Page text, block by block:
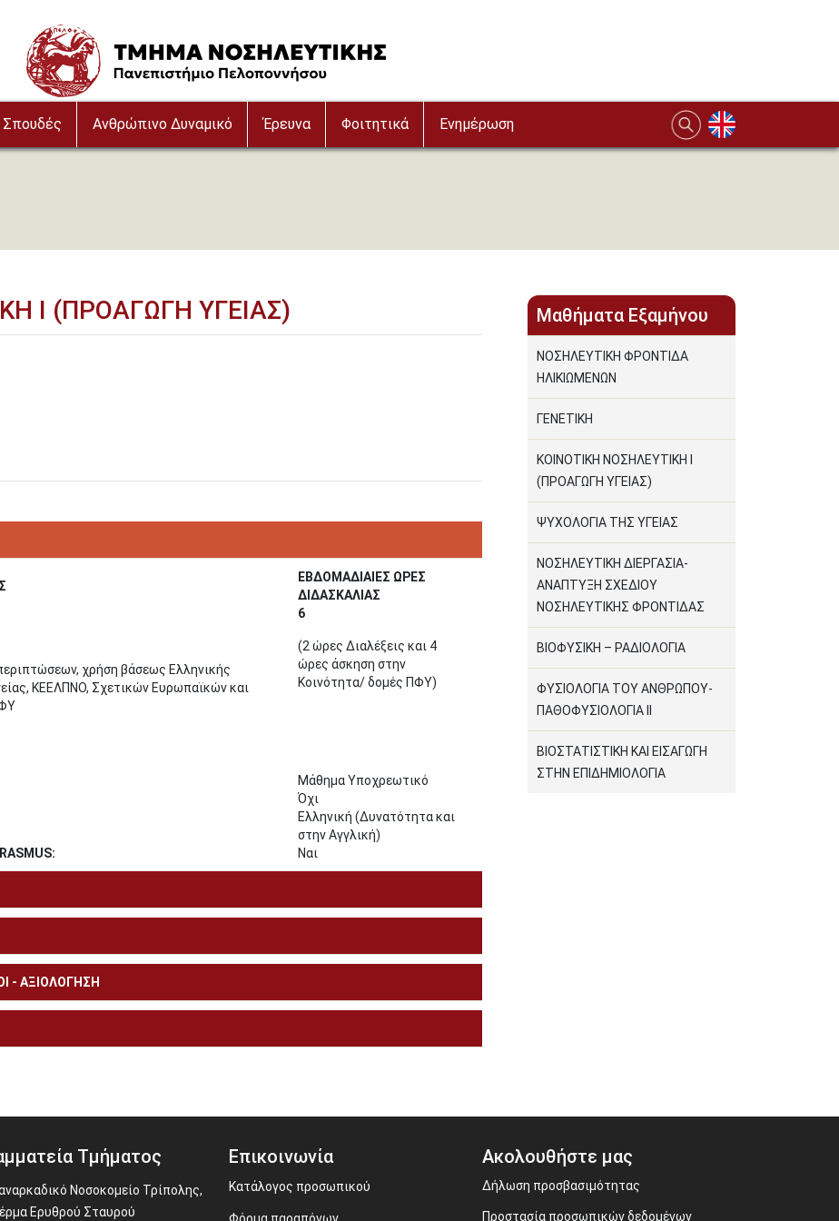
Image
Σπουδές Ανθρώπινο Δυναμικό Έρευνα Φοιτητικά Ενημέρωση
Ι (ΠΡΟΑΓΩΓΗ ΥΓΕΙΑΣ)
ΕΒΔΟΜΑΔΙΑΙΕΣ ΩΡΕΣ
ΔΙΔΑΣΚΑΛΙΑΣ
χρήση βάσεως Ελληνικής
ΚΕΕΛΠΝΟ, Σχετικών Ευρωπαϊκών και
6
(2 ώρες Διαλέξεις και 4
ώρες άσκηση στην
Κοινότητα/ δομές ΠΦΥ)
Μάθημα Υποχρεωτικό
Όχι
Ελληνική (Δυνατότητα και
στην Αγγλική)
Ναι
- ΑΞΙΟΛΟΓΗΣΗ
Μαθήματα Εξαμήνου
ΝΟΣΗΛΕΥΤΙΚΗ ΦΡΟΝΤΙΔΑ
ΗΛΙΚΙΩΜΕΝΩΝ
ΓΕΝΕΤΙΚΗ
ΚΟΙΝΟΤΙΚΗ ΝΟΣΗΛΕΥΤΙΚΗ Ι
(ΠΡΟΑΓΩΓΗ ΥΓΕΙΑΣ)
ΨΥΧΟΛΟΓΙΑ ΤΗΣ ΥΓΕΙΑΣ
ΝΟΣΗΛΕΥΤΙΚΗ ΔΙΕΡΓΑΣΙΑ-
ΑΝΑΠΤΥΞΗ ΣΧΕΔΙΟΥ
ΝΟΣΗΛΕΥΤΙΚΗΣ ΦΡΟΝΤΙΔΑΣ
ΒΙΟΦΥΣΙΚΗ – ΡΑΔΙΟΛΟΓΙΑ
ΦΥΣΙΟΛΟΓΙΑ ΤΟΥ ΑΝΘΡΩΠΟΥ-
ΠΑΘΟΦΥΣΙΟΛΟΓΙΑ ΙΙ
ΒΙΟΣΤΑΤΙΣΤΙΚΗ ΚΑΙ ΕΙΣΑΓΩΓΗ
ΣΤΗΝ ΕΠΙΔΗΜΙΟΛΟΓΙΑ
Τμήματος
Νοσοκομείο Τρίπολης,
Ερυθρού Σταυρού
Επικοινωνία
Κατάλογος προσωπικού
Ακολουθήστε μας
Δήλωση προσβασιμότητας
Προστασία προσωπικών δεδομένων